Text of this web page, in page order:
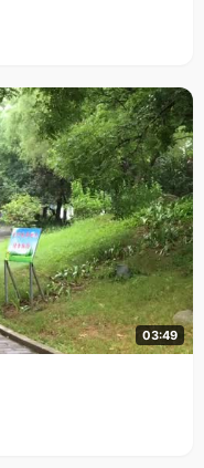
03:49